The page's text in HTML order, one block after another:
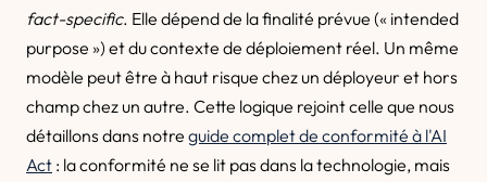
fact-specific. Elle dépend de la finalité prévue (« intended
purpose ») et du contexte de déploiement réel. Un même
modèle peut être à haut risque chez un déployeur et hors
champ chez un autre. Cette logique rejoint celle que nous
détaillons dans notre guide complet de conformité à l'AI
Act : la conformité ne se lit pas dans la technologie, mais